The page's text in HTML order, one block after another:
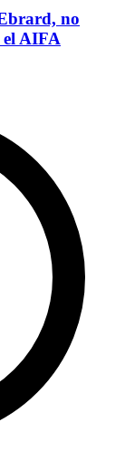
no
el AIFA